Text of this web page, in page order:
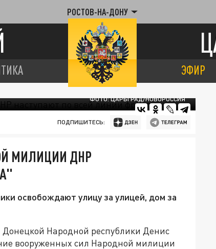
РОСТОВ-НА-ДОНУ
ЭФИР
ФОТО: ЦАРЬГРАД/НОВОРОССИЯ
ПОДПИШИТЕСЬ:
МИЛИЦИИ ДНР
освобождают улицу за улицей, дом за
Народной республики Денис
вооруженных сил Народной милиции